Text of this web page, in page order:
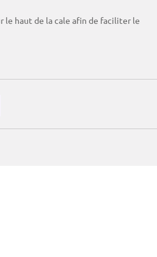
le haut de la cale afin de faciliter le